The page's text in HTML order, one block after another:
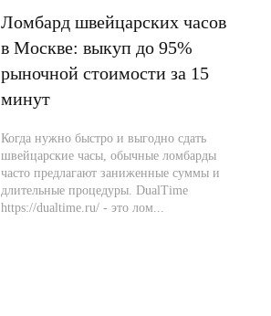
Ломбард швейцарских часов
в Москве: выкуп до 95%
рыночной стоимости за 15
минут
Когда нужно быстро и выгодно сдать
швейцарские часы, обычные ломбарды
часто предлагают заниженные суммы и
длительные процедуры. DualTime
https://dualtime.ru/ - это лом...